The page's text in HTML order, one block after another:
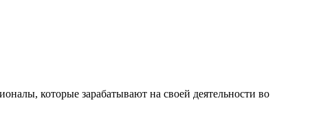
которые зарабатывают на своей деятельности во